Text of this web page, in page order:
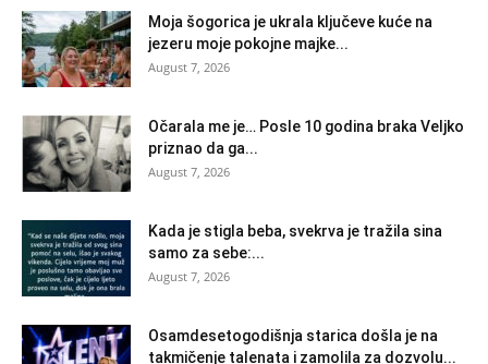
Moja šogorica je ukrala ključeve kuće na
jezeru moje pokojne majke...
August 7, 2026
Očarala me je… Posle 10 godina braka Veljko
priznao da ga...
August 7, 2026
Kada je stigla beba, svekrva je tražila sina
samo za sebe:...
August 7, 2026
Osamdesetogodišnja starica došla je na
takmičenje talenata i zamolila za dozvolu...